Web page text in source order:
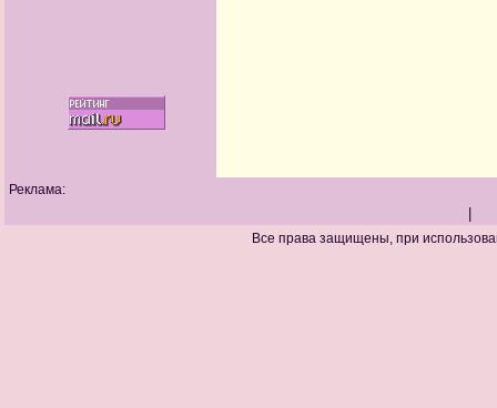
Реклама:
Все права защищены, при